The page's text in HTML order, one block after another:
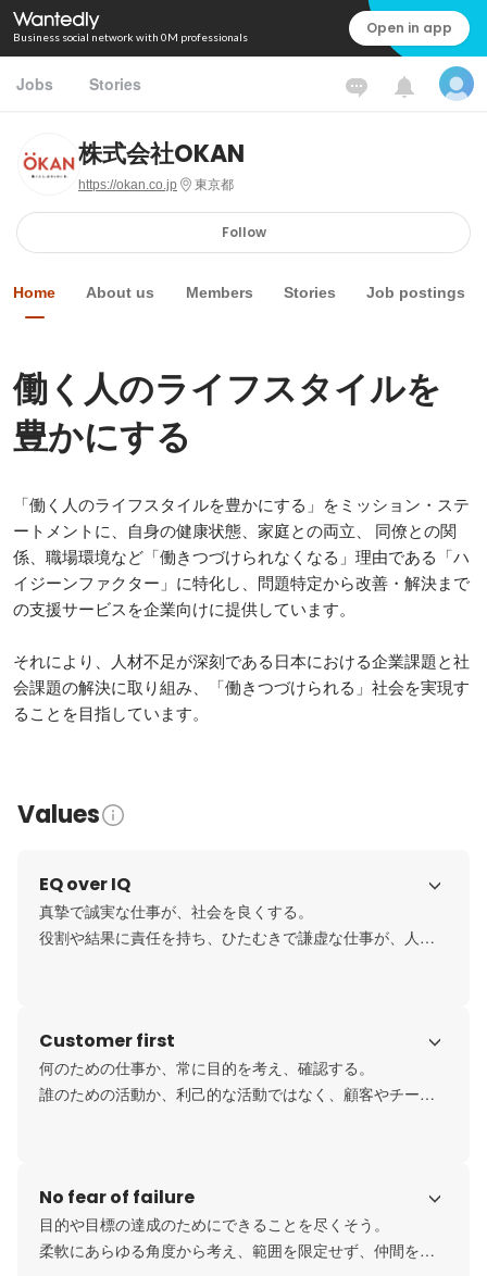
Business social network with 0M professionals Open in app
Jobs Stories
株式会社OKAN
https://okan.co.jp 東京都
Follow
Home About us Members Stories Job postings
働く人のライフスタイルを
豊かにする
「働く人のライフスタイルを豊かにする」をミッション・ステ
ートメントに、自身の健康状態、家庭との両立、 同僚との関
係、職場環境など「働きつづけられなくなる」理由である「ハ
イジーンファクター」に特化し、問題特定から改善・解決まで
の支援サービスを企業向けに提供しています。
それにより、人材不足が深刻である日本における企業課題と社
会課題の解決に取り組み、「働きつづけられる」社会を実現す
ることを目指しています。
Values
EQ over IQ
真摯で誠実な仕事が、社会を良くする。
役割や結果に責任を持ち、ひたむきで謙虚な仕事が、人を
Customer first
何のための仕事か、常に目的を考え、確認する。
誰のための活動か、利己的な活動ではなく、顧客やチーム
No fear of failure
目的や目標の達成のためにできることを尽くそう。
柔軟にあらゆる角度から考え、範囲を限定せず、仲間を巻